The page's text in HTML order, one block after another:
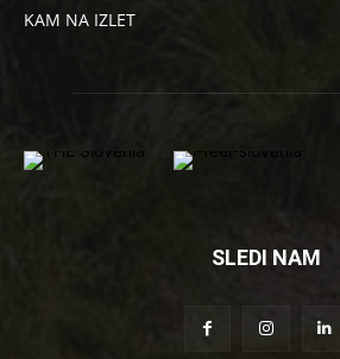
KAM NA IZLET
SLEDI NAM